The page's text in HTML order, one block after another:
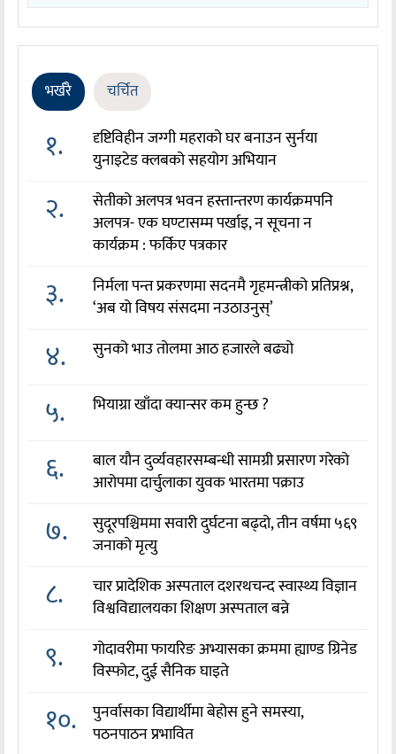
भर्खरै चर्चित
१.
दृष्टिविहीन जग्गी महराको घर बनाउन सुर्नया
युनाइटेड क्लबको सहयोग अभियान
२.
सेतीको अलपत्र भवन हस्तान्तरण कार्यक्रमपनि
अलपत्र- एक घण्टासम्म पर्खाइ, न सूचना न
कार्यक्रम : फर्किए पत्रकार
३.
निर्मला पन्त प्रकरणमा सदनमै गृहमन्त्रीको प्रतिप्रश्न,
‘अब यो विषय संसदमा नउठाउनुस्’
४. सुनको भाउ तोलमा आठ हजारले बढ्यो
५. भियाग्रा खाँदा क्यान्सर कम हुन्छ ?
६.
बाल यौन दुर्व्यवहारसम्बन्धी सामग्री प्रसारण गरेको
आरोपमा दार्चुलाका युवक भारतमा पक्राउ
७.
सुदूरपश्चिममा सवारी दुर्घटना बढ्दो, तीन वर्षमा ५६९
जनाको मृत्यु
८.
चार प्रादेशिक अस्पताल दशरथचन्द स्वास्थ्य विज्ञान
विश्वविद्यालयका शिक्षण अस्पताल बन्ने
९.
गोदावरीमा फायरिङ अभ्यासका क्रममा ह्याण्ड ग्रिनेड
विस्फोट, दुई सैनिक घाइते
१०.
पुनर्वासका विद्यार्थीमा बेहोस हुने समस्या,
पठनपाठन प्रभावित